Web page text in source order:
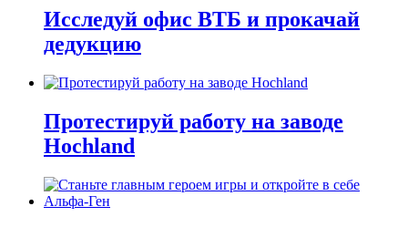
Исследуй офис ВТБ и прокачай
дедукцию
Протестируй работу на заводе
Hochland